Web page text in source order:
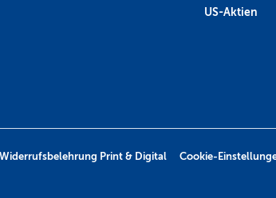
US-Aktien
Widerrufsbelehrung Print & Digital Cookie-